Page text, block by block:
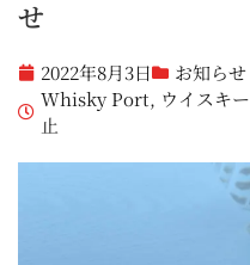
せ
2022年8月3日
お知らせ
Whisky Port, ウイスキー
止